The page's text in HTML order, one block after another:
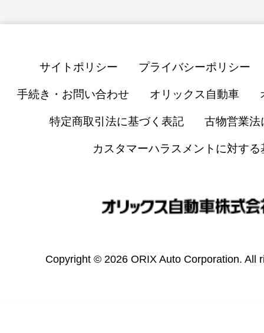
サイトポリシー プライバシーポリシー
手続き・お問い合わせ オリックス自動車
特定商取引法に基づく表記 古物営業法
カスタマーハラスメントに対する
Copyright © 2026 ORIX Auto Corporation. All